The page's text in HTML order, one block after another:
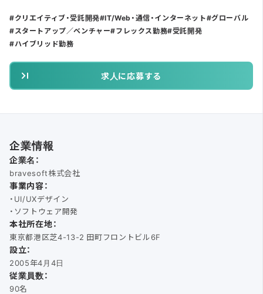
クリエイティブ・受託開発 IT/Web・通信・インターネット グローバル
スタートアップ／ベンチャー フレックス勤務 受託開発
ハイブリッド勤務
求人に応募する
企業情報
企業名：
bravesoft株式会社
事業内容：
・UI/UXデザイン
・ソフトウェア開発
本社所在地：
東京都港区芝4-13-2 田町フロントビル6F
設立：
2005年4月4日
従業員数：
90名